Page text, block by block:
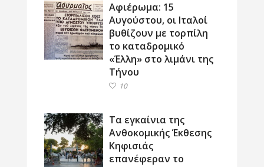
Αφιέρωμα: 15
Αυγούστου, οι Ιταλοί
βυθίζουν με τορπίλη
το καταδρομικό
«Έλλη» στο λιμάνι της
Τήνου
10
Τα εγκαίνια της
Ανθοκομικής Έκθεσης
Κηφισιάς
επανέφεραν το